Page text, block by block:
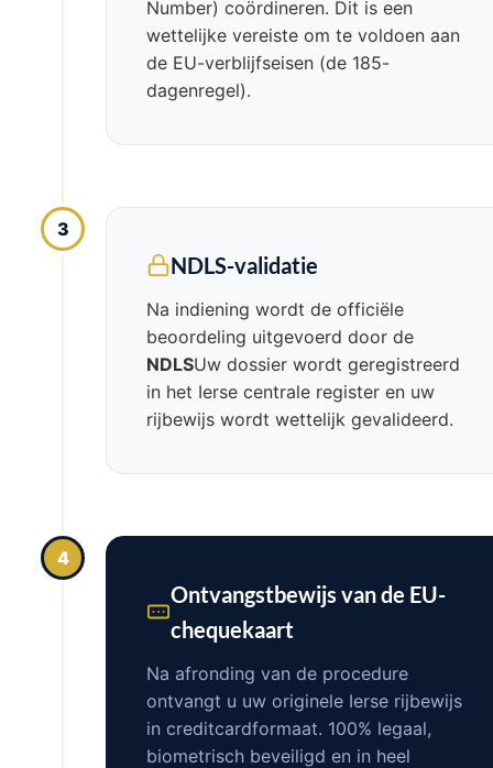
Number) coördineren. Dit is een
wettelijke vereiste om te voldoen aan
de EU-verblijfseisen (de 185-
dagenregel).
3
NDLS-validatie
Na indiening wordt de officiële
beoordeling uitgevoerd door de
NDLSUw dossier wordt geregistreerd
in het Ierse centrale register en uw
rijbewijs wordt wettelijk gevalideerd.
4
Ontvangstbewijs van de EU-
chequekaart
Na afronding van de procedure
ontvangt u uw originele Ierse rijbewijs
in creditcardformaat. 100% legaal,
biometrisch beveiligd en in heel